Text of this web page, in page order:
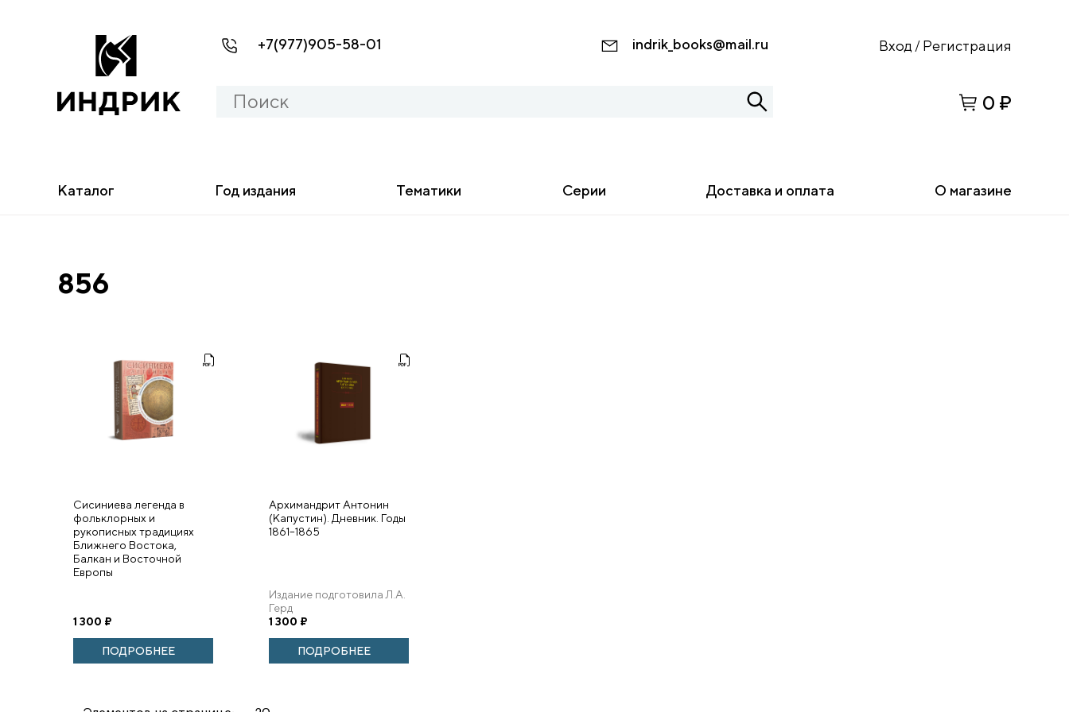
+7(977)905-58-01 indrik_books@mail.ru Вход / Регистрация
0 ₽
Каталог Год издания Тематики Серии Доставка и оплата О магазине
856
Сисиниева легенда в
фольклорных и
рукописных традициях
Ближнего Востока,
Балкан и Восточной
Европы
1 300 ₽
ПОДРОБНЕЕ
Архимандрит Антонин
(Капустин). Дневник. Годы
1861–1865
Издание подготовила Л.А.
Герд
1 300 ₽
ПОДРОБНЕЕ